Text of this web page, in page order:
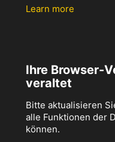
Learn more
Ihre Browser-
veraltet
Bitte aktualisieren
alle Funktionen der
können.